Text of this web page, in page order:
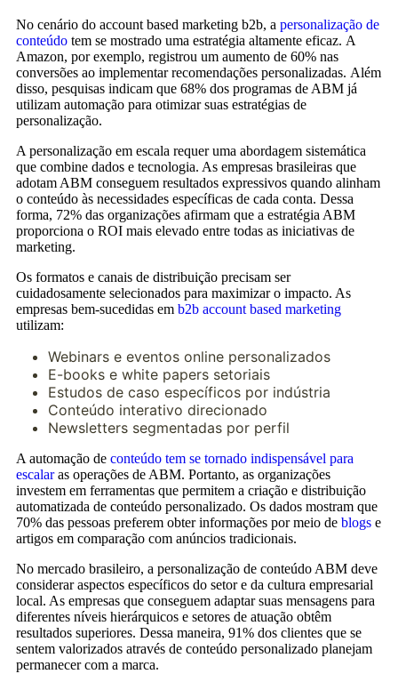
No cenário do account based marketing b2b, a personalização de
conteúdo tem se mostrado uma estratégia altamente eficaz. A
Amazon, por exemplo, registrou um aumento de 60% nas
conversões ao implementar recomendações personalizadas. Além
disso, pesquisas indicam que 68% dos programas de ABM já
utilizam automação para otimizar suas estratégias de
personalização.
A personalização em escala requer uma abordagem sistemática
que combine dados e tecnologia. As empresas brasileiras que
adotam ABM conseguem resultados expressivos quando alinham
o conteúdo às necessidades específicas de cada conta. Dessa
forma, 72% das organizações afirmam que a estratégia ABM
proporciona o ROI mais elevado entre todas as iniciativas de
marketing.
Os formatos e canais de distribuição precisam ser
cuidadosamente selecionados para maximizar o impacto. As
empresas bem-sucedidas em b2b account based marketing
utilizam:
Webinars e eventos online personalizados
E-books e white papers setoriais
Estudos de caso específicos por indústria
Conteúdo interativo direcionado
Newsletters segmentadas por perfil
A automação de conteúdo tem se tornado indispensável para
escalaras operações de ABM. Portanto, as organizações
investem em ferramentas que permitem a criação e distribuição
automatizada de conteúdo personalizado. Os dados mostram que
70% das pessoas preferem obter informações por meio de blogs e
artigos em comparação com anúncios tradicionais.
No mercado brasileiro, a personalização de conteúdo ABM deve
considerar aspectos específicos do setor e da cultura empresarial
local. As empresas que conseguem adaptar suas mensagens para
diferentes níveis hierárquicos e setores de atuação obtêm
resultados superiores. Dessa maneira, 91% dos clientes que se
sentem valorizados através de conteúdo personalizado planejam
permanecer com a marca.